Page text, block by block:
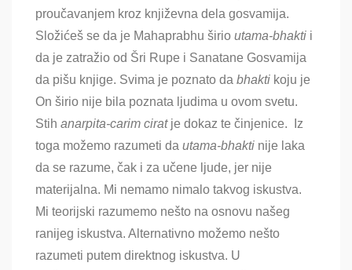
proučavanjem kroz književna dela gosvamija.
Složićeš se da je Mahaprabhu širio utama-bhakti i
da je zatražio od Šri Rupe i Sanatane Gosvamija
da pišu knjige. Svima je poznato da bhakti koju je
On širio nije bila poznata ljudima u ovom svetu.
Stih anarpita-carim cirat je dokaz te činjenice. Iz
toga možemo razumeti da utama-bhakti nije laka
da se razume, čak i za učene ljude, jer nije
materijalna. Mi nemamo nimalo takvog iskustva.
Mi teorijski razumemo nešto na osnovu našeg
ranijeg iskustva. Alternativno možemo nešto
razumeti putem direktnog iskustva. U